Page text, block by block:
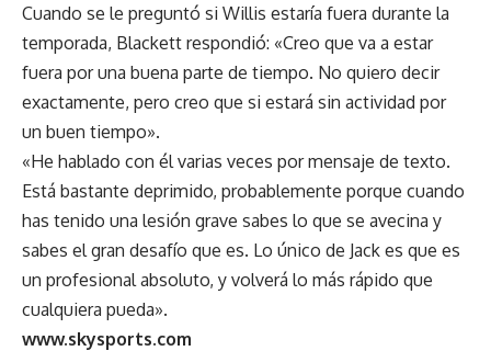
Cuando se le preguntó si Willis estaría fuera durante la
temporada, Blackett respondió: «Creo que va a estar
fuera por una buena parte de tiempo. No quiero decir
exactamente, pero creo que si estará sin actividad por
un buen tiempo».
«He hablado con él varias veces por mensaje de texto.
Está bastante deprimido, probablemente porque cuando
has tenido una lesión grave sabes lo que se avecina y
sabes el gran desafío que es. Lo único de Jack es que es
un profesional absoluto, y volverá lo más rápido que
cualquiera pueda».
www.skysports.com